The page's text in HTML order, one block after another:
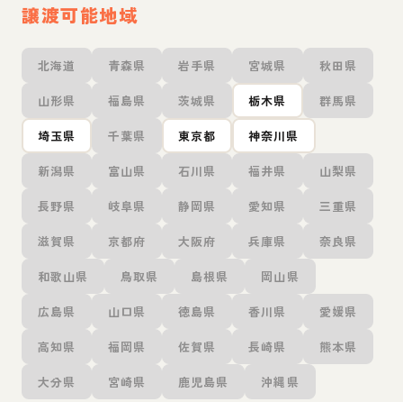
譲渡可能地域
北海道 青森県 岩手県 宮城県 秋田県
山形県 福島県 茨城県 栃木県 群馬県
埼玉県 千葉県 東京都 神奈川県
新潟県 富山県 石川県 福井県 山梨県
長野県 岐阜県 静岡県 愛知県 三重県
滋賀県 京都府 大阪府 兵庫県 奈良県
和歌山県 鳥取県 島根県 岡山県
広島県 山口県 徳島県 香川県 愛媛県
高知県 福岡県 佐賀県 長崎県 熊本県
大分県 宮崎県 鹿児島県 沖縄県